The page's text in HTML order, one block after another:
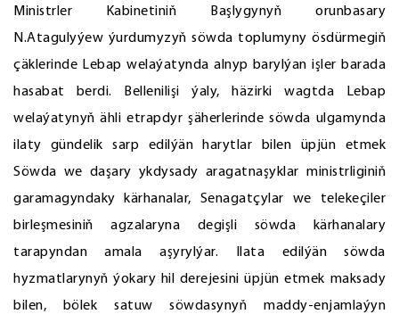
Ministrler Kabinetiniň Başlygynyň orunbasary
N.Atagulyýew ýurdumyzyň söwda toplumyny ösdürmegiň
çäklerinde Lebap welaýatynda alnyp barylýan işler barada
hasabat berdi. Bellenilişi ýaly, häzirki wagtda Lebap
welaýatynyň ähli etrapdyr şäherlerinde söwda ulgamynda
ilaty gündelik sarp edilýän harytlar bilen üpjün etmek
Söwda we daşary ykdysady aragatnaşyklar ministrliginiň
garamagyndaky kärhanalar, Senagatçylar we telekeçiler
birleşmesiniň agzalaryna degişli söwda kärhanalary
tarapyndan amala aşyrylýar. Ilata edilýän söwda
hyzmatlarynyň ýokary hil derejesini üpjün etmek maksady
bilen, bölek satuw söwdasynyň maddy-enjamlaýyn